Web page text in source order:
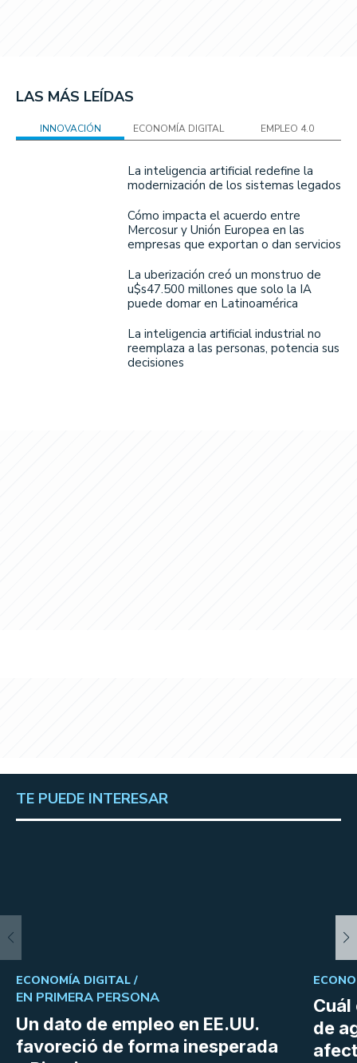
LAS MÁS LEÍDAS
INNOVACIÓN ECONOMÍA DIGITAL EMPLEO 4.0
La inteligencia artificial redefine la
modernización de los sistemas legados
Cómo impacta el acuerdo entre
Mercosur y Unión Europea en las
empresas que exportan o dan servicios
La uberización creó un monstruo de
u$s47.500 millones que solo la IA
puede domar en Latinoamérica
La inteligencia artificial industrial no
reemplaza a las personas, potencia sus
decisiones
TE PUEDE INTERESAR
Un dato de empleo en EE.UU.
favoreció de forma inesperada
ECONOMÍA DIGITAL /
EN PRIMERA PERSONA
de